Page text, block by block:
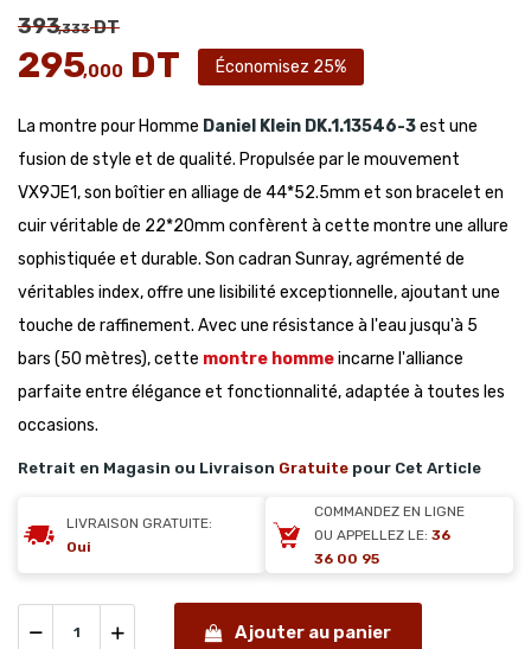
393,333DT
295,000 DT Économisez 25%
La montre pour Homme Daniel Klein DK.1.13546-3est une
fusion de style et de qualité. Propulsée par le mouvement
VX9JE1, son boîtier en alliage de 44*52.5mm et son bracelet en
cuir véritable de 22*20mm confèrent à cette montre une allure
sophistiquée et durable. Son cadran Sunray, agrémenté de
véritables index, offre une lisibilité exceptionnelle, ajoutant une
touche de raffinement. Avec une résistance à l'eau jusqu'à 5
bars (50 mètres), cette montre hommeincarne l'alliance
parfaite entre élégance et fonctionnalité, adaptée à toutes les
occasions.
Retrait en Magasin ou Livraison Gratuite pour Cet Article
LIVRAISON GRATUITE:
Oui
COMMANDEZ EN LIGNE
OU APPELLEZ LE: 36
36 00 95
Ajouter au panier